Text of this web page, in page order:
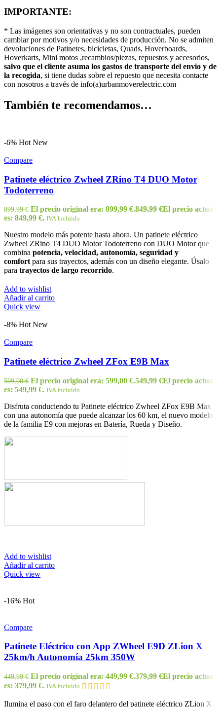
IMPORTANTE:
* Las imágenes son orientativas y no son contractuales, pueden
cambiar por motivos y/o necesidades de producción. No se admiten
devoluciones de Patinetes, bicicletas, Quads, Hoverboards,
Hoverkarts, Mini motos ,recambios/piezas, repuestos y accesorios,
salvo que el cliente asuma los gastos de transporte del envio y de
la recogida, si tiene dudas sobre el repuesto que necesita contacte
con nosotros a través de info(a)urbanmoverelectric.com
También te recomendamos…
-6% Hot New
Compare
Patinete eléctrico Zwheel ZRino T4 DUO Motor
Todoterreno
899,99€ El precio original era: 899,99 €.849,99 €El precio actual
es: 849,99 €. IVA Incluido
Nuestro modelo más potente hasta ahora. Un patinete eléctrico
Zwheel ZRino T4 DUO Motor Todoterreno con DUO Motor que
combina potencia, velocidad, autonomía, seguridad y
comfort para sus trayectos, además con un diseño elegante. Úsalo
para trayectos de largo recorrido.
Add to wishlist
Añadir al carrito
Quick view
-8% Hot New
Compare
Patinete eléctrico Zwheel ZFox E9B Max
599,00€ El precio original era: 599,00 €.549,99 €El precio actual
es: 549,99 €. IVA Incluido
Disfruta conduciendo tu Patinete eléctrico Zwheel ZFox E9B Max
con una autonomía que puede alcanzar los 60 km, el nuevo modelo
de la familia E9 con mejoras en Batería, Rueda y Diseño.
Add to wishlist
Añadir al carrito
Quick view
-16% Hot
Compare
Patinete Eléctrico con App ZWheel E9D ZLion X
25km/h Autonomía 25km 350W
449,99€ El precio original era: 449,99 €.379,99 €El precio actual
es: 379,99 €. IVA Incluido
Ilumina el paso con el faro delantero del patinete eléctrico ZLion X.